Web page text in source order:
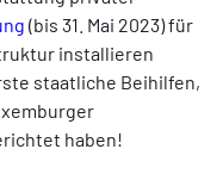
(bis 31. Mai 2023) für
installieren
staatliche Beihilfen,
haben!